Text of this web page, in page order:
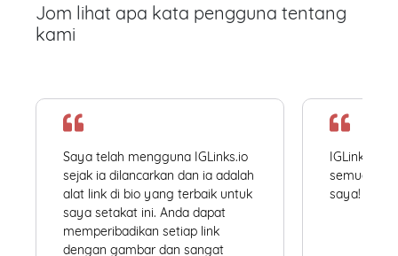
Jom lihat apa kata pengguna tentang
kami
Saya telah mengguna IGLinks.io
sejak ia dilancarkan dan ia adalah
alat link di bio yang terbaik untuk
saya setakat ini. Anda dapat
memperibadikan setiap link
dengan gambar dan sangat
IGLinks.io
semua
saya!